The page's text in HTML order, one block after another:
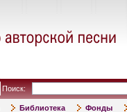
Поиск:
Библиотека Фонды